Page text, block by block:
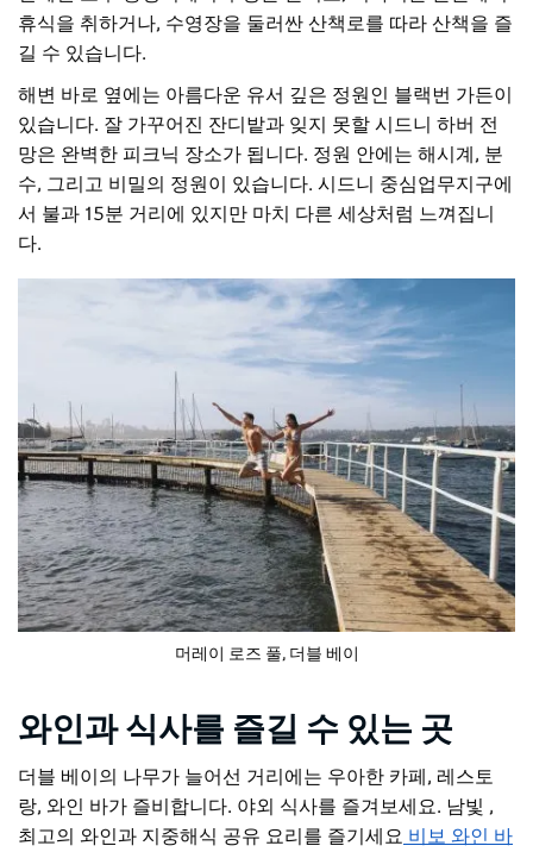
휴식을 취하거나, 수영장을 둘러싼 산책로를 따라 산책을 즐
길 수 있습니다.
해변 바로 옆에는 아름다운 유서 깊은 정원인 블랙번 가든이
있습니다. 잘 가꾸어진 잔디밭과 잊지 못할 시드니 하버 전
망은 완벽한 피크닉 장소가 됩니다. 정원 안에는 해시계, 분
수, 그리고 비밀의 정원이 있습니다. 시드니 중심업무지구에
서 불과 15분 거리에 있지만 마치 다른 세상처럼 느껴집니
다.
머레이 로즈 풀, 더블 베이
와인과 식사를 즐길 수 있는 곳
더블 베이의 나무가 늘어선 거리에는 우아한 카페, 레스토
랑, 와인 바가 즐비합니다. 야외 식사를 즐겨보세요. 남빛 ,
최고의 와인과 지중해식 공유 요리를 즐기세요 비보 와인 바